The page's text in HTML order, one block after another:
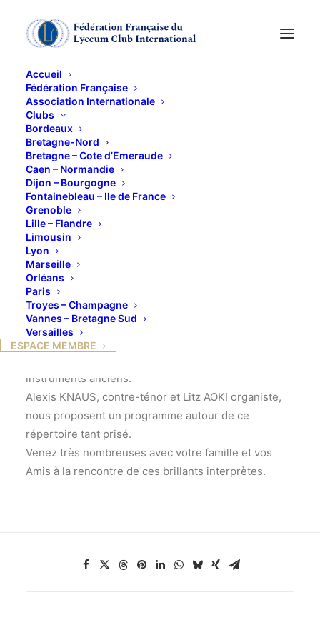
Accueil
Fédération Française
Association Internationale
Clubs
Bordeaux
Bretagne-Nord
Bretagne – Cote d’Emeraude
Caen – Normandie
Dijon – Bourgogne
Fontainebleau – Ile de France
Grenoble
Lille – Flandre
Limousin
Lyon
Marseille
Orléans
Paris
Troyes – Champagne
Vannes – Bretagne Sud
Versailles
ESPACE MEMBRE
Ensemble "Les
Voyageurs"
Concert en l’Eglise Saint Ouen (rue saint Ouen à
Caen), ouvert à tous, par le talentueux Ensemble
baroque « les Voyageurs », formation à géométrie
variable d’origine caennaise. Ce sont de jeunes
instruments anciens.
Alexis KNAUS, contre-ténor et Litz AOKI organiste,
nous proposent un programme autour de ce
répertoire tant prisé.
Venez très nombreuses avec votre famille et vos
Amis à la rencontre de ces brillants interprètes.